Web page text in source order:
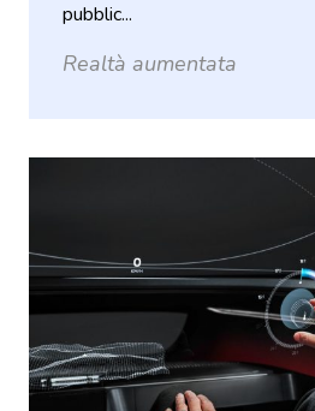
pubblic...
Realtà aumentata